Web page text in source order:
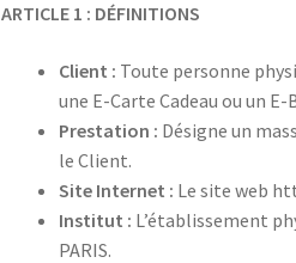
ARTICLE 1 : DÉFINITIONS
Client : Toute personne
une E-Carte Cadeau ou un
Prestation : Désigne un
le Client.
Site Internet : Le site web
Institut : L’établissement
PARIS.